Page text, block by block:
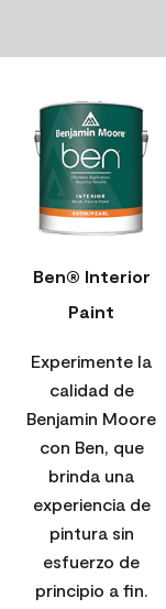
Ben® Interior
Paint
Experimente la
calidad de
Benjamin Moore
con Ben, que
brinda una
experiencia de
pintura sin
esfuerzo de
principio a fin.